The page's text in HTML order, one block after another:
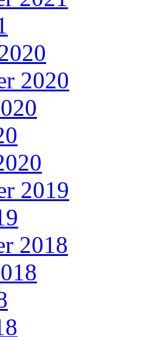
2020
2019
2018